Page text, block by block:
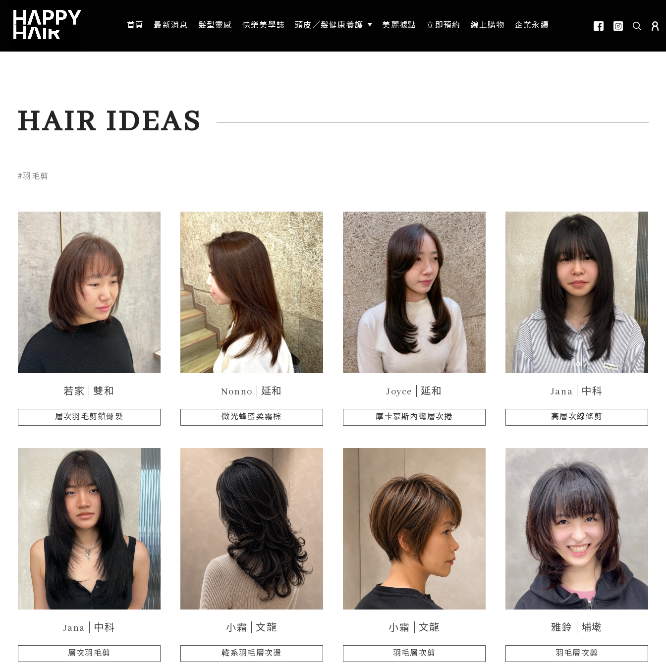
首頁 最新消息 髮型靈感 快樂美學誌 頭皮／髮健康養護 美麗據點 立即預約 線上購物 企業永續
HAIR IDEAS
#羽毛剪
若家 雙和
層次羽毛剪鎖骨髮
Nonno 延和
微光蜂蜜柔霧棕
Joyce 延和
摩卡慕斯內彎層次捲
Jana 中科
高層次線條剪
Jana 中科
層次羽毛剪
小霜 文龍
韓系羽毛層次燙
小霜 文龍
羽毛層次剪
雅鈴 埔墘
羽毛層次剪